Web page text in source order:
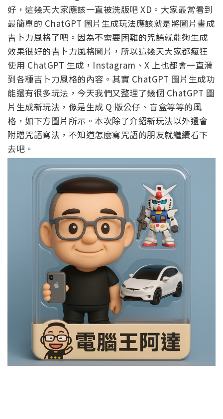
好，這幾天大家應該一直被洗版吧 XD。大家最常看到
最簡單的 ChatGPT 圖片生成玩法應該就是將圖片畫成
吉卜力風格了吧。因為不需要困難的咒語就能夠生成
效果很好的吉卜力風格圖片，所以這幾天大家都瘋狂
使用 ChatGPT 生成，Instagram、X 上也都會一直滑
到各種吉卜力風格的內容。其實 ChatGPT 圖片生成功
能還有很多玩法，今天我們又整理了幾個 ChatGPT 圖
片生成新玩法，像是生成 Q 版公仔、盲盒等等的風
格，如下方圖片所示。本次除了介紹新玩法以外還會
附贈咒語寫法，不知道怎麼寫咒語的朋友就繼續看下
去吧。